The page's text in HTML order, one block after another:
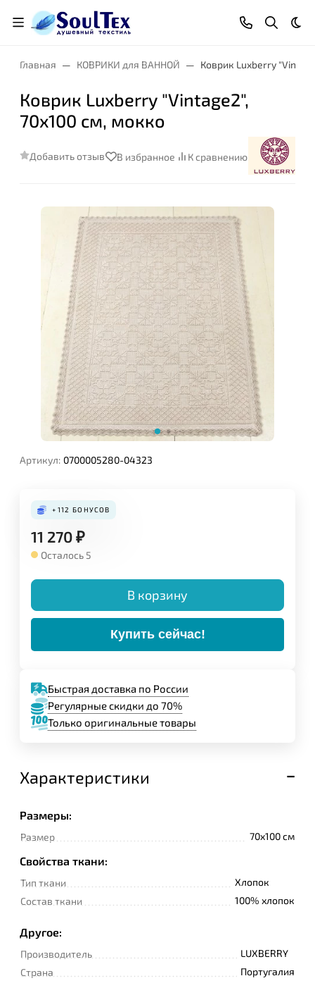
Главная КОВРИКИ для ВАННОЙ Коврик Luxberry
Коврик Luxberry "Vintage2",
70x100 см, мокко
Добавить отзыв В избранное К сравнению
Артикул: 0700005280-04323
+112 БОНУСОВ
11 270₽
Осталось 5
В корзину
Купить сейчас!
Быстрая доставка по России
Регулярные скидки до 70%
Только оригинальные товары
Характеристики
Размеры:
Размер 70x100 см
Свойства ткани:
Тип ткани
Хлопок
Состав ткани
100% хлопок
Другое:
Производитель
LUXBERRY
Страна
Португалия